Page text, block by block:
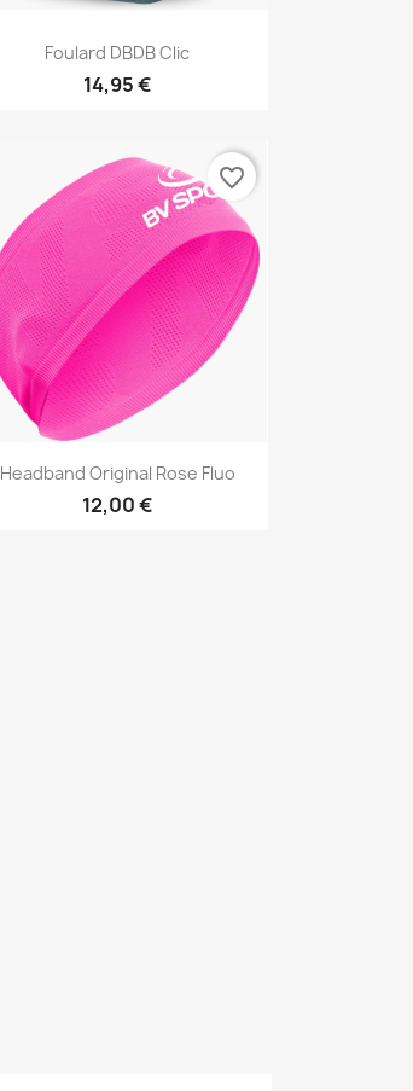
Vista rápida
Foulard DBDB Clic
14,95 €
Vista rápida
Headband Original Rose Fluo
12,00 €
favorite_border